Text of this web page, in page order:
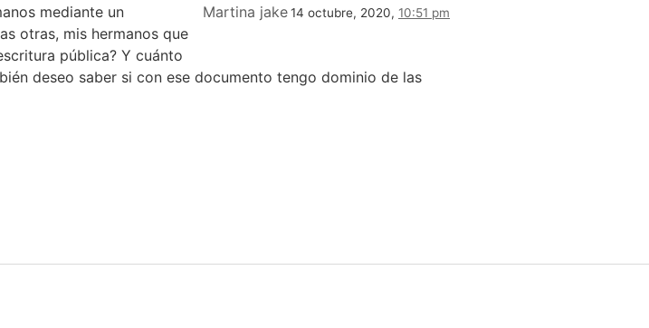
Martina jake14 octubre, 2020, 10:51 pm
mediante un
otras, mis hermanos que
pública? Y cuánto
deseo saber si con ese documento tengo dominio de las